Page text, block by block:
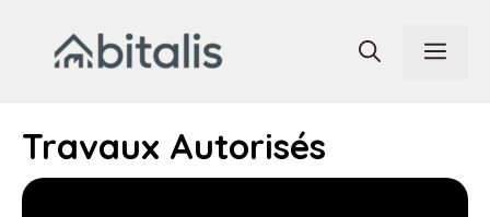
contenu
Travaux Autorisés